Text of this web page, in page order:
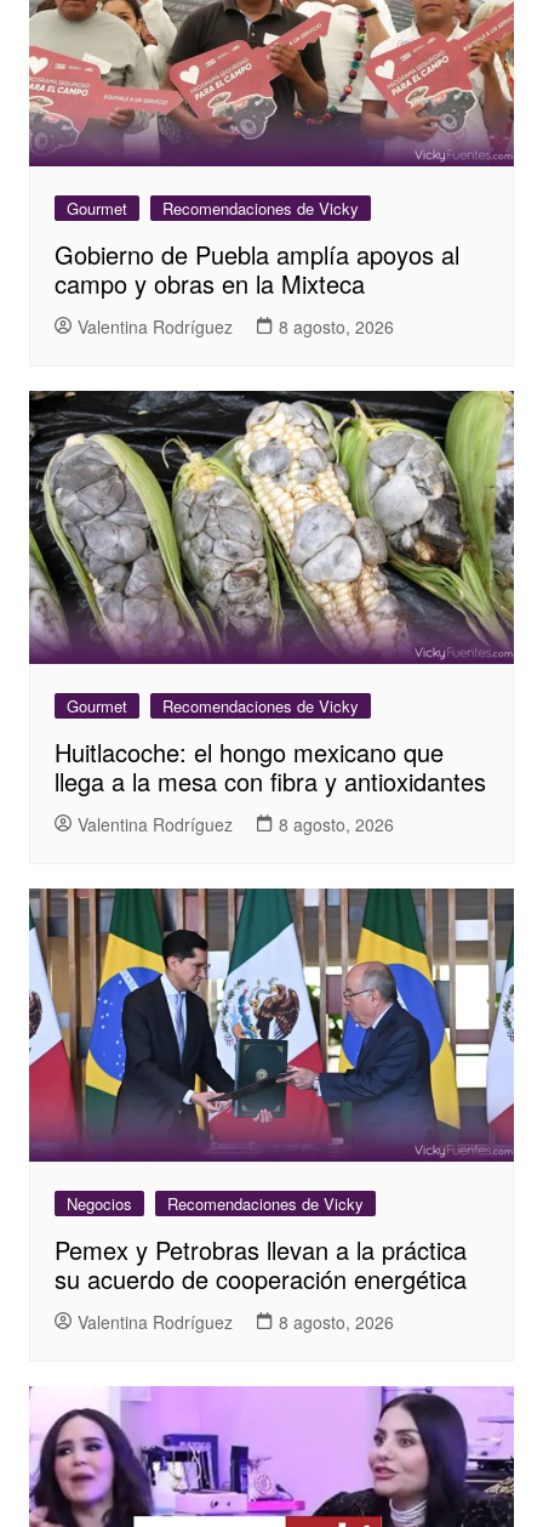
Gourmet Recomendaciones de Vicky
Gobierno de Puebla amplía apoyos al
campo y obras en la Mixteca
Valentina Rodríguez 8 agosto, 2026
Gourmet Recomendaciones de Vicky
Huitlacoche: el hongo mexicano que
llega a la mesa con fibra y antioxidantes
Valentina Rodríguez 8 agosto, 2026
Negocios Recomendaciones de Vicky
Pemex y Petrobras llevan a la práctica
su acuerdo de cooperación energética
Valentina Rodríguez 8 agosto, 2026